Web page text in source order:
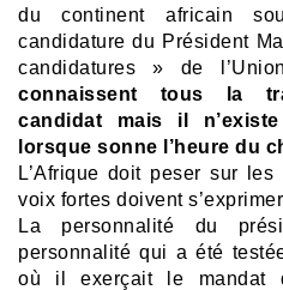
du continent africain
candidature du Président
candidatures » de
connaissent tous la
candidat mais il
lorsque sonne l’heure du
L’Afrique doit peser sur
voix fortes doivent
La personnalité du
personnalité qui a été
où il exerçait le mandat